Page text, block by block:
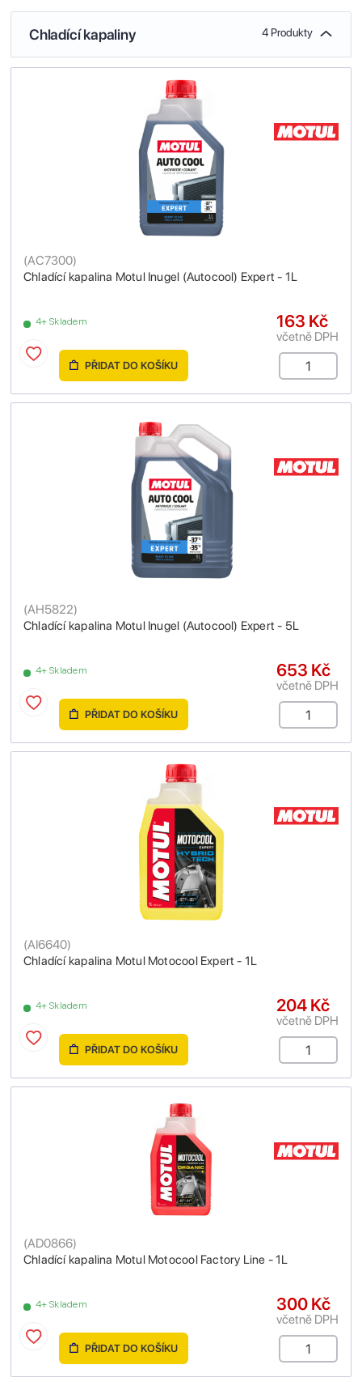
Chladící kapaliny 4 Produkty
Chladící kapalina Motul Inugel (Autocool) Expert - 1L
(AC7300)
4+ Skladem 163 Kč
včetně DPH
PŘIDAT DO KOŠÍKU
Chladící kapalina Motul Inugel (Autocool) Expert - 5L
(AH5822)
4+ Skladem 653 Kč
včetně DPH
PŘIDAT DO KOŠÍKU
Chladící kapalina Motul Motocool Expert - 1L
(AI6640)
4+ Skladem 204 Kč
včetně DPH
PŘIDAT DO KOŠÍKU
Chladící kapalina Motul Motocool Factory Line - 1L
(AD0866)
4+ Skladem 300 Kč
včetně DPH
PŘIDAT DO KOŠÍKU